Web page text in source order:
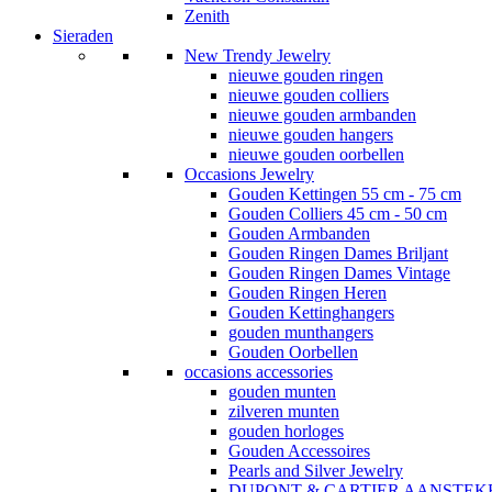
Zenith
Sieraden
New Trendy Jewelry
nieuwe gouden ringen
nieuwe gouden colliers
nieuwe gouden armbanden
nieuwe gouden hangers
nieuwe gouden oorbellen
Occasions Jewelry
Gouden Kettingen 55 cm - 75 cm
Gouden Colliers 45 cm - 50 cm
Gouden Armbanden
Gouden Ringen Dames Briljant
Gouden Ringen Dames Vintage
Gouden Ringen Heren
Gouden Kettinghangers
gouden munthangers
Gouden Oorbellen
occasions accessories
gouden munten
zilveren munten
gouden horloges
Gouden Accessoires
Pearls and Silver Jewelry